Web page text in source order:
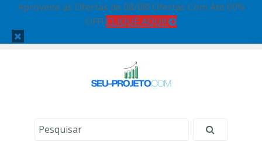
Aproveite as Ofertas de 08/08! Ofertas Com Até 60%
OFF! CLIQUE AQUI!